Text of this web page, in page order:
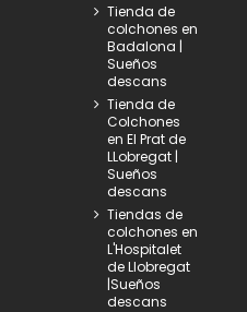
Tienda de
colchones en
Badalona |
Sueños
descans
Tienda de
Colchones
en El Prat de
LLobregat |
Sueños
descans
Tiendas de
colchones en
L'Hospitalet
de Llobregat
|Sueños
descans